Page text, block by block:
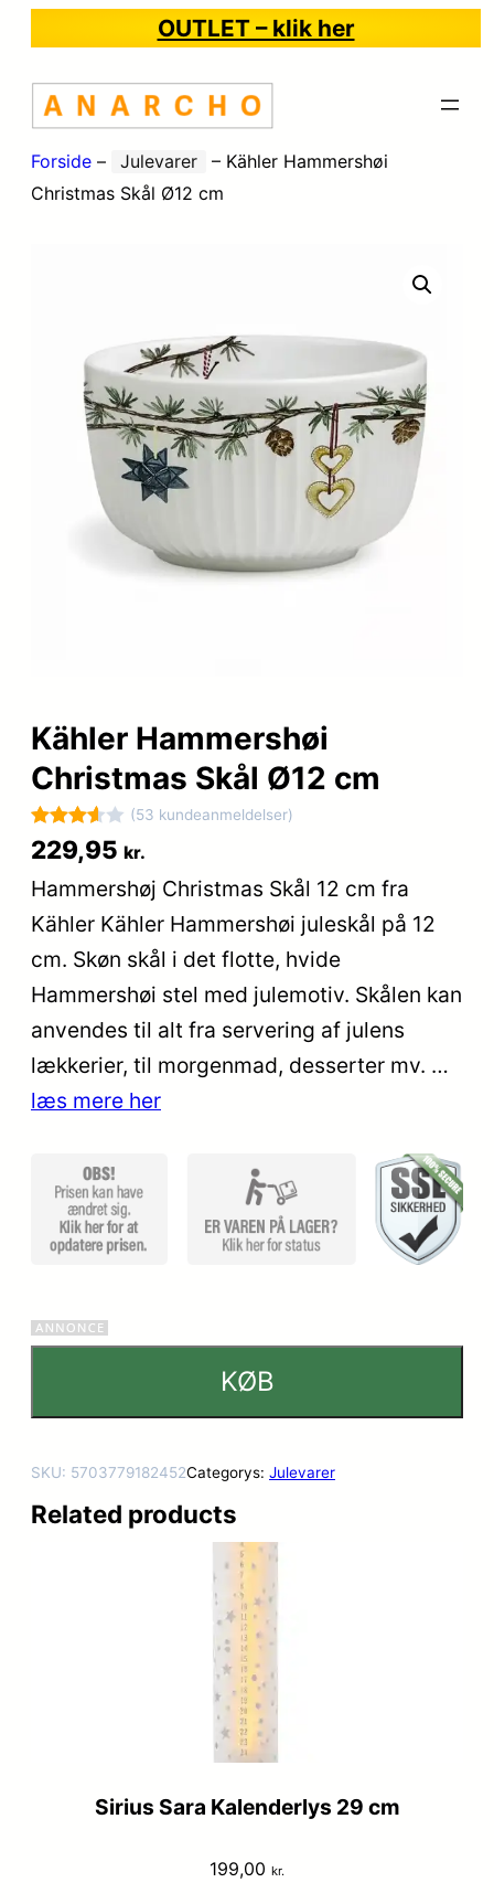
OUTLET – klik her
Forside – Julevarer – Kähler Hammershøi
Christmas Skål Ø12 cm
Kähler Hammershøi
Christmas Skål Ø12 cm
Bedømt
3.6ud
af 5
baseret
53
kundebe
dømmel
ser
(53 kundeanmeldelser)
229,95 kr.
Hammershøj Christmas Skål 12 cm fra
Kähler Kähler Hammershøi juleskål på 12
cm. Skøn skål i det flotte, hvide
Hammershøi stel med julemotiv. Skålen kan
anvendes til alt fra servering af julens
lækkerier, til morgenmad, desserter mv. …
læs mere her
KØB
SKU: 5703779182452Categorys: Julevarer
Related products
Sirius Sara Kalenderlys 29 cm
199,00 kr.